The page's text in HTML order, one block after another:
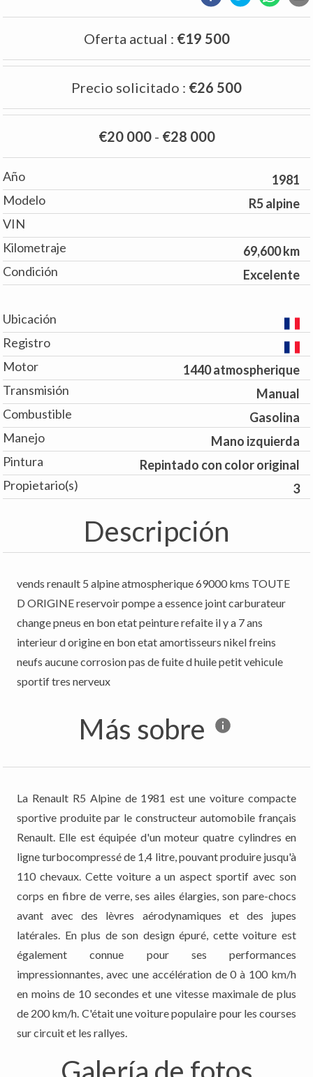
Oferta actual : €19 500
Precio solicitado : €26 500
€20 000- €28 000
Año
1981
Modelo
R5 alpine
VIN
Kilometraje
69,600 km
Condición
Excelente
Ubicación
Registro
Motor
1440 atmospherique
Transmisión
Manual
Combustible
Gasolina
Manejo
Mano izquierda
Pintura
Repintado con color original
Propietario(s)
3
Descripción
vends renault 5 alpine atmospherique 69000 kms TOUTE
D ORIGINE reservoir pompe a essence joint carburateur
change pneus en bon etat peinture refaite il y a 7 ans
interieur d origine en bon etat amortisseurs nikel freins
neufs aucune corrosion pas de fuite d huile petit vehicule
sportif tres nerveux
Más sobre
La Renault R5 Alpine de 1981 est une voiture compacte
sportive produite par le constructeur automobile français
Renault. Elle est équipée d'un moteur quatre cylindres en
ligne turbocompressé de 1,4 litre, pouvant produire jusqu'à
110 chevaux. Cette voiture a un aspect sportif avec son
corps en fibre de verre, ses ailes élargies, son pare-chocs
avant avec des lèvres aérodynamiques et des jupes
latérales. En plus de son design épuré, cette voiture est
également connue pour ses performances
impressionnantes, avec une accélération de 0 à 100 km/h
en moins de 10 secondes et une vitesse maximale de plus
de 200 km/h. C'était une voiture populaire pour les courses
sur circuit et les rallyes.